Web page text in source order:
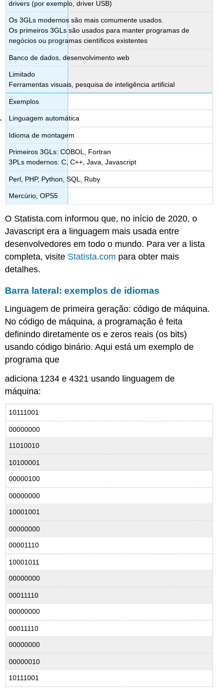
drivers (por exemplo, driver USB)
Os 3GLs modernos são mais comumente usados.
Os primeiros 3GLs são usados para manter programas de
negócios ou programas científicos existentes
Banco de dados, desenvolvimento web
Limitado
Ferramentas visuais, pesquisa de inteligência artificial
Exemplos
Linguagem automática
Idioma de montagem
Primeiros 3GLs: COBOL, Fortran
3PLs modernos: C, C++, Java, Javascript
Perl, PHP, Python, SQL, Ruby
Mercúrio, OPS5
O Statista.com informou que, no início de 2020, o
Javascript eraa linguagem mais usada entre
desenvolvedores em todo o mundo. Para ver a lista
completa, visite Statista.com para obter mais
detalhes.
Barra lateral: exemplos de idiomas
Linguagem de primeira geração:código de máquina.
No código de máquina, a programação é feita
definindo diretamente os e zeros reais (os bits)
usando código binário. Aqui está um exemplo de
programa que
adiciona 1234 e 4321 usando linguagem de
máquina:
10111001
00000000
11010010
10100001
00000100
00000000
10001001
00000000
00001110
10001011
00000000
00011110
00000000
00011110
00000000
00000010
10111001